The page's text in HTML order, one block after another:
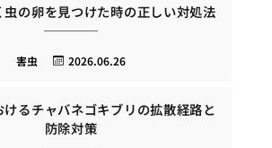
の卵を見つけた時の正しい対処法
2026.06.26
害虫
るチャバネゴキブリの拡散経路と
防除対策